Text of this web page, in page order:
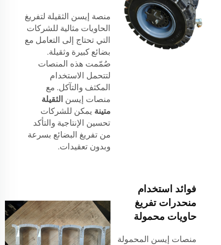
منصة إيسن الثقيلة لتفريغ
الحاويات مثالية للشركات
التي تحتاج إلى التعامل مع
بضائع كبيرة وثقيلة.
صُمّمت هذه المنصات
لتتحمل الاستخدام
المكثف والتآكل. مع
منصات إيسن الثقيلة
متينة يمكن للشركات
تحسين الإنتاجية والتأكد
من تفريغ البضائع بسرعة
وبدون تعقيدات.
فوائد استخدام
منحدرات تفريغ
حاويات محمولة
منصات إيسن المحمولة